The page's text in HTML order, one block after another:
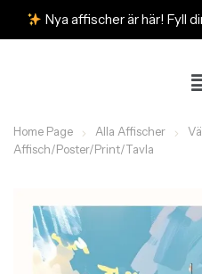
Nya affischer är här! Fyll
Home Page Alla Affischer
Affisch/Poster/Print/Tavla